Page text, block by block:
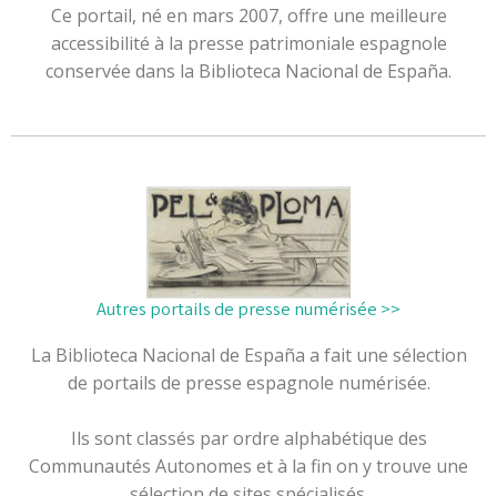
Ce portail, né en mars 2007, offre une meilleure
accessibilité à la presse patrimoniale espagnole
conservée dans la Biblioteca Nacional de España.
Autres portails de presse numérisée >>
La Biblioteca Nacional de España a fait une sélection
de portails de presse espagnole numérisée.
Ils sont classés par ordre alphabétique des
Communautés Autonomes et à la fin on y trouve une